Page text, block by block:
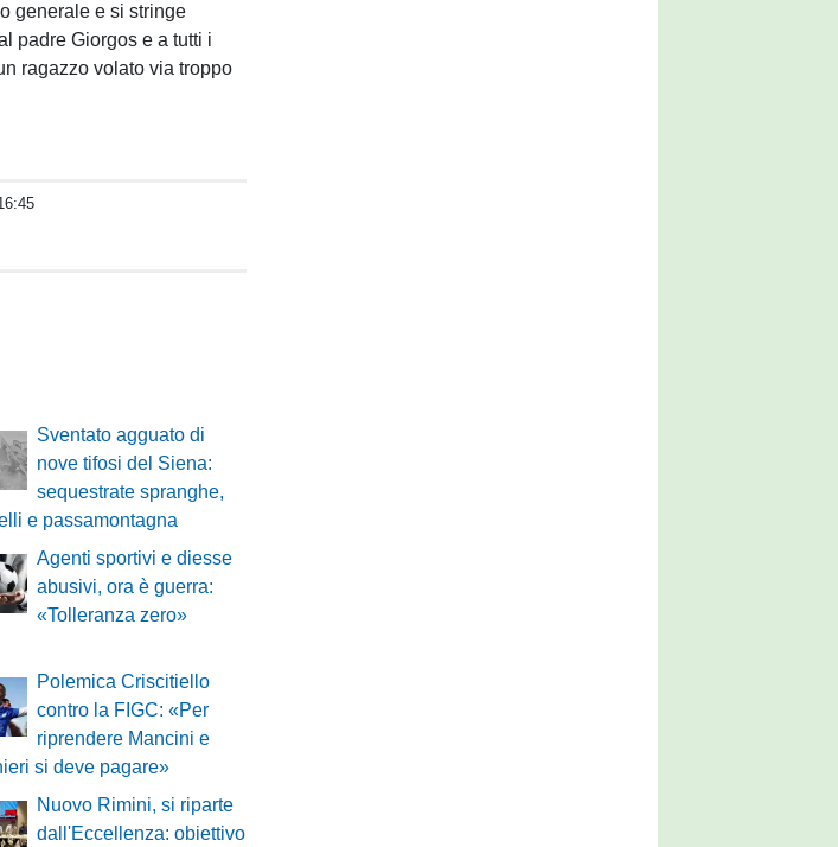
generale e si stringe
padre Giorgos e a tutti i
ragazzo volato via troppo
Sventato agguato di
nove tifosi del Siena:
sequestrate spranghe,
e passamontagna
Agenti sportivi e diesse
abusivi, ora è guerra:
«Tolleranza zero»
Polemica Criscitiello
contro la FIGC: «Per
riprendere Mancini e
si deve pagare»
Nuovo Rimini, si riparte
dall'Eccellenza: obiettivo